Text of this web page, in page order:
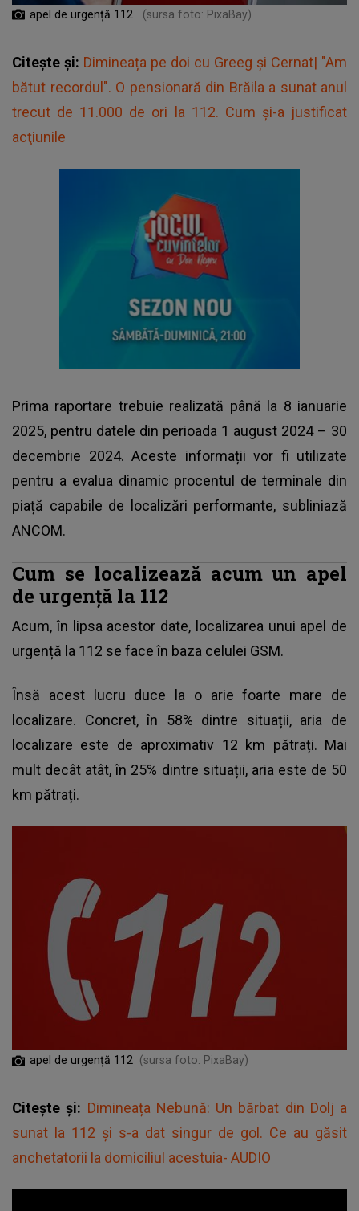
apel de urgență 112 (sursa foto: PixaBay)
Citește și: Dimineața pe doi cu Greeg și Cernat| "Am
bătut recordul". O pensionară din Brăila a sunat anul
trecut de 11.000 de ori la 112. Cum şi-a justificat
acţiunile
Prima raportare trebuie realizată până la 8 ianuarie
2025, pentru datele din perioada 1 august 2024 – 30
decembrie 2024. Aceste informații vor fi utilizate
pentru a evalua dinamic procentul de terminale din
piață capabile de localizări performante, subliniază
ANCOM.
Cum se localizează acum un apel
de urgență la 112
Acum, în lipsa acestor date, localizarea unui apel de
urgență la 112 se face în baza celulei GSM.
Însă acest lucru duce la o arie foarte mare de
localizare. Concret, în 58% dintre situații, aria de
localizare este de aproximativ 12 km pătrați. Mai
mult decât atât, în 25% dintre situații, aria este de 50
km pătrați.
apel de urgență 112 (sursa foto: PixaBay)
Citește și: Dimineața Nebună: Un bărbat din Dolj a
sunat la 112 și s-a dat singur de gol. Ce au găsit
anchetatorii la domiciliul acestuia- AUDIO